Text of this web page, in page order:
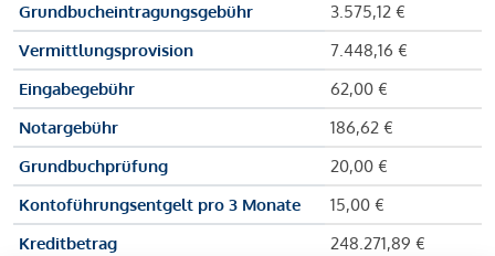
Grundbucheintragungsgebühr
3.575,12 €
Vermittlungsprovision
7.448,16 €
Eingabegebühr
62,00 €
Notargebühr
186,62 €
Grundbuchprüfung
20,00 €
Kontoführungsentgelt pro 3 Monate
15,00 €
Kreditbetrag
248.271,89 €